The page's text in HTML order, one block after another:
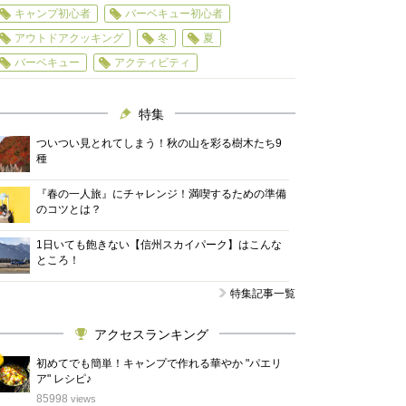
キャンプ初心者
バーベキュー初心者
アウトドアクッキング
冬
夏
バーベキュー
アクティビティ
特集
ついつい見とれてしまう！秋の山を彩る樹木たち9
種
『春の一人旅』にチャレンジ！満喫するための準備
のコツとは？
1日いても飽きない【信州スカイパーク】はこんな
ところ！
特集記事一覧
アクセスランキング
初めてでも簡単！キャンプで作れる華やか "パエリ
ア" レシピ♪
85998 views